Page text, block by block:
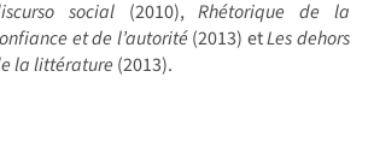
social(2010),Rhétorique de la
et de l’autorité(2013) etLes dehors
la littérature (2013).